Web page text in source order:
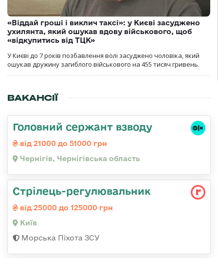
«Віддай гроші і виклич таксі»: у Києві засуджено
ухилянта, який ошукав вдову військового, щоб
«відкупитись від ТЦК»
У Києві до 7 років позбавлення волі засуджено чоловіка, який
ошукав дружину загиблого військового на 455 тисяч гривень.
ВАКАНСІЇ
Головний сержант взводу
від 21000 до 51000 грн
Чернігів, Чернігівська область
Стpілець-регулювальник
від 25000 до 125000 грн
Київ
Морська Піхота ЗСУ